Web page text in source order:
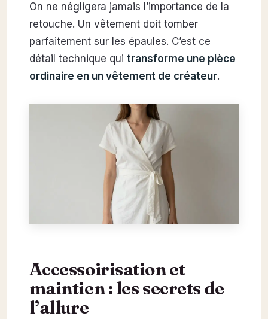
On ne négligera jamais l’importance de la
retouche. Un vêtement doit tomber
parfaitement sur les épaules. C’est ce
détail technique qui transforme une pièce
ordinaire en un vêtement de créateur.
Accessoirisation et
maintien : les secrets de
l’allure